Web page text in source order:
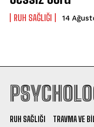
⁠RUH SAĞLIĞI 14
RUH SAĞLIĞI TRAVMA VE